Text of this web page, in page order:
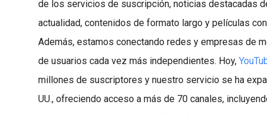
de los servicios de suscripción, noticias destacadas
actualidad, contenidos de formato largo y películas
Además, estamos conectando redes y empresas de
de usuarios cada vez más independientes. Hoy,
millones de suscriptores y nuestro servicio se ha
UU., ofreciendo acceso a más de 70 canales,